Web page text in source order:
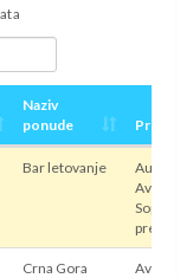
Naziv
ponude
Prevoz
Bar letovanje
Autobus,
Avion,
prevoz
Crna Gora
Avion,